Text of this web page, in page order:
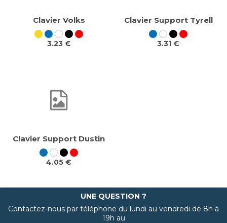
Clavier Volks
3.23 €
Clavier Support Tyrell
3.31 €
Clavier Support Dustin
4.05 €
UNE QUESTION ?
Contactez-nous par téléphone du lundi au vendredi de 8h à
19h au